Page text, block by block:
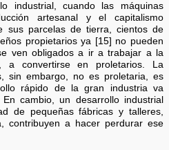
industrial, cuando las máquinas
artesanal y el capitalismo
sus parcelas de tierra, cientos de
propietarios ya [15] no pueden
ven obligados a ir a trabajar a la
a convertirse en proletarios. La
sin embargo, no es proletaria, es
rápido de la gran industria va
cambio, un desarrollo industrial
de pequeñas fábricas y talleres,
contribuyen a hacer perdurar ese